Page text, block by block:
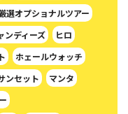
選オプショナルツアー
ンディーズ
ヒロ
ホェールウォッチ
ンセット
マンタ